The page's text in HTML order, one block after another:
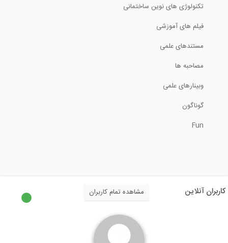
34:00
مدل سازی راه پله در ETABS 2016
تکنولوژی های نوین ساختمانی
فیلم های آموزشی
مستندهای علمی
مصاحبه ها
وبینارهای علمی
گوناگون
Fun
کاربران آنلاین مشاهده تمام کاربران